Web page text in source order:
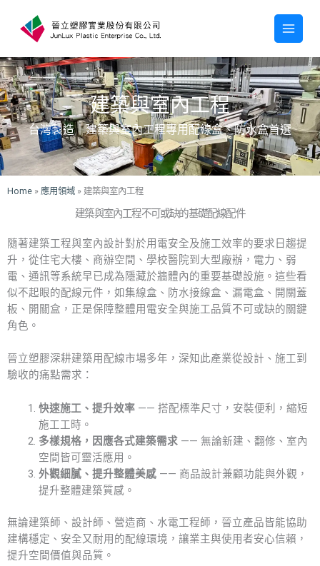
要
內
容
建築與室內工程
台灣製造｜建築與室內工程專用配線盒、防水盒首選
Home » 應用領域 » 建築與室內工程
建築與室內工程不可或缺的基礎配線配件
隨著建築工程與室內設計對於用電安全及施工效率的要求日趨提
升，從住宅大樓、商辦空間、學校醫院到大型廠辦，電力、弱
電、通訊等系統早已成為隱藏於牆體內的重要基礎設施。這些看
似不起眼的配線元件，如集線盒、防水接線盒、漏電盒、開關蓋
板、開關盒，正是保障整體用電安全與施工品質不可或缺的關鍵
角色。
晉立塑膠深耕建築用配線市場多年，深知此產業從設計、施工到
驗收的痛點需求：
快速施工、提升效率—— 搭配標準尺寸，安裝便利，縮短
施工工時。
多樣規格，因應各式建築需求—— 無論新建、翻修、室內
空間皆可靈活應用。
外觀細膩、提升整體美感—— 商品設計兼顧功能與外觀，
提升整體建築質感。
無論建築師、設計師、營造商、水電工程師，晉立產品皆能協助
建構穩定、安全又耐用的配線環境，讓業主與使用者安心信賴，
提升空間價值與品質。